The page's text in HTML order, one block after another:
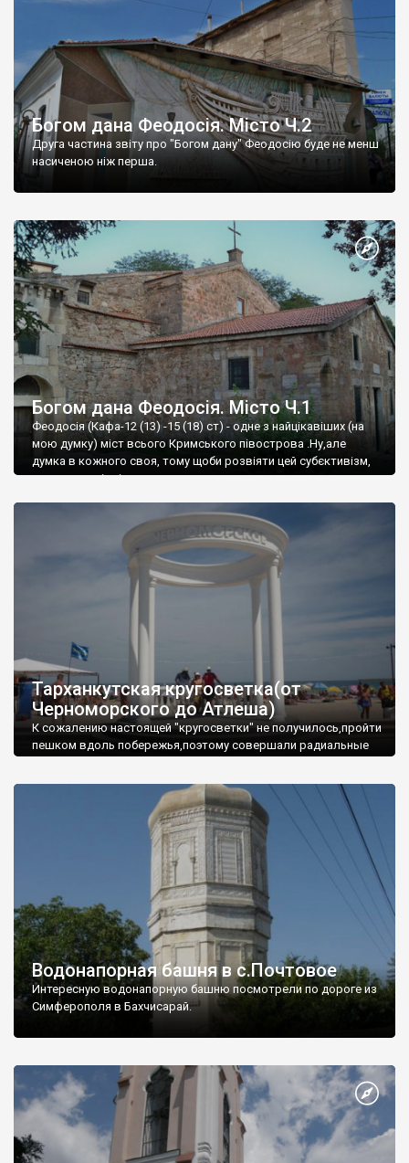
Богом дана Феодосія. Місто Ч.2
Друга частина звіту про "Богом дану" Феодосію буде не менш
насиченою ніж перша.
Богом дана Феодосія. Місто Ч.1
Феодосія (Кафа-12 (13) -15 (18) ст) - одне з найцікавіших (на
мою думку) міст всього Кримського півострова .Ну,але
думка в кожного своя, тому щоби розвіяти цей субєктивізм,
запрошую відвідати це
Тарханкутская кругосветка(от
Черноморского до Атлеша)
К сожалению настоящей "кругосветки" не получилось,пройти
пешком вдоль побережья,поэтому совершали радиальные
Водонапорная башня в с.Почтовое
Интересную водонапорную башню посмотрели по дороге из
Симферополя в Бахчисарай.